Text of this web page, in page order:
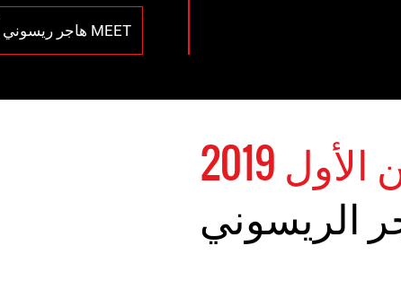
MEET هاجر ريسوني
الريسوني